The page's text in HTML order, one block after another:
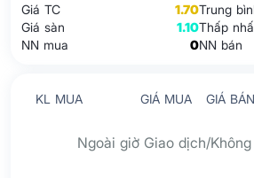
Giá TC
1.70
Giá sàn
1.10
NN mua
0
Trung
Thấp
NN bán
KL MUA GIÁ MUA GIÁ BÁN
Ngoài giờ Giao dịch/